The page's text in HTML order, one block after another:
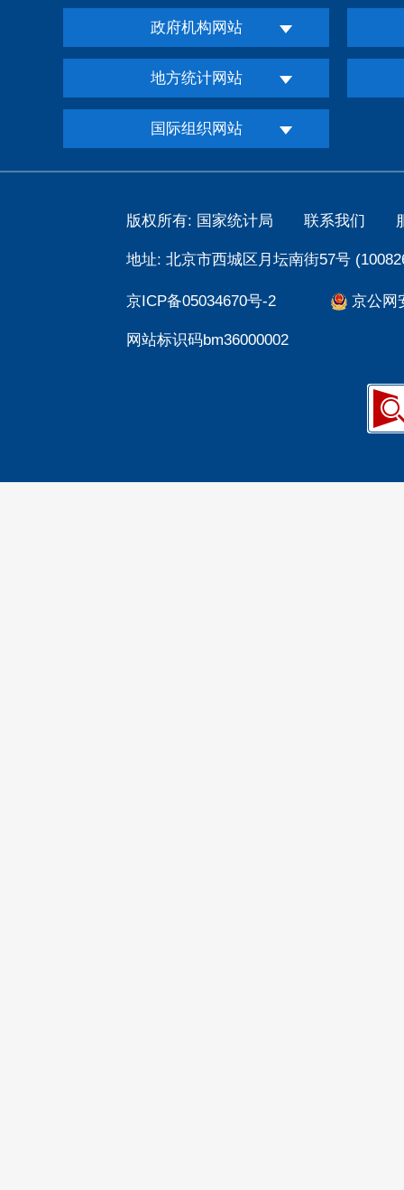
政府机构网站
地方统计网站
国际组织网站
版权所有: 国家统计局 联系我们
地址: 北京市西城区月坛南街57号
京ICP备05034670号-2 京公网
网站标识码bm36000002